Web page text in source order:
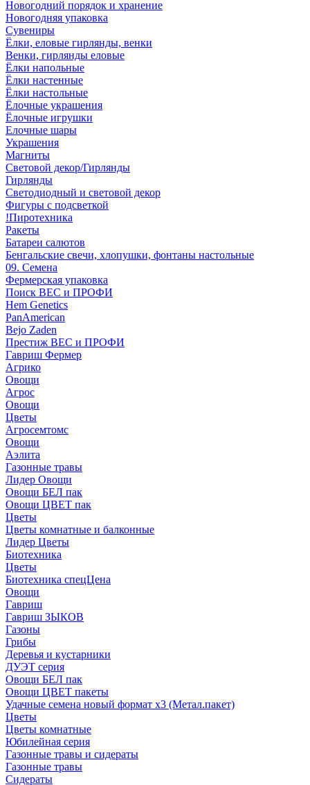
Новогодний порядок и хранение
Новогодняя упаковка
Сувениры
Ёлки, еловые гирлянды, венки
Венки, гирлянды еловые
Ёлки напольные
Ёлки настенные
Ёлки настольные
Ёлочные украшения
Ёлочные игрушки
Елочные шары
Украшения
Магниты
Световой декор/Гирлянды
Гирлянды
Светодиодный и световой декор
Фигуры с подсветкой
!Пиротехника
Ракеты
Батареи салютов
Бенгальские свечи, хлопушки, фонтаны настольные
09. Семена
Фермерская упаковка
Поиск ВЕС и ПРОФИ
Hem Genetics
PanAmerican
Bejo Zaden
Престиж ВЕС и ПРОФИ
Гавриш Фермер
Агрико
Овощи
Агрос
Овощи
Цветы
Агросемтомс
Овощи
Аэлита
Газонные травы
Лидер Овощи
Овощи БЕЛ пак
Овощи ЦВЕТ пак
Цветы
Цветы комнатные и балконные
Лидер Цветы
Биотехника
Цветы
Биотехника спецЦена
Овощи
Гавриш
Гавриш ЗЫКОВ
Газоны
Грибы
Деревья и кустарники
ДУЭТ серия
Овощи БЕЛ пак
Овощи ЦВЕТ пакеты
Удачные семена новый формат х3 (Метал.пакет)
Цветы
Цветы комнатные
Юбилейная серия
Газонные травы и сидераты
Газонные травы
Сидераты